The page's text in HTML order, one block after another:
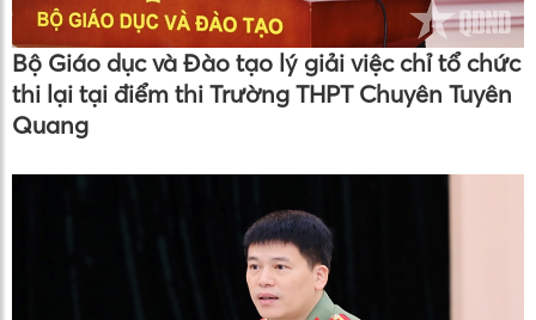
Bộ Giáo dục và Đào tạo lý giải việc chỉ tổ chức
thi lại tại điểm thi Trường THPT Chuyên Tuyên
Quang